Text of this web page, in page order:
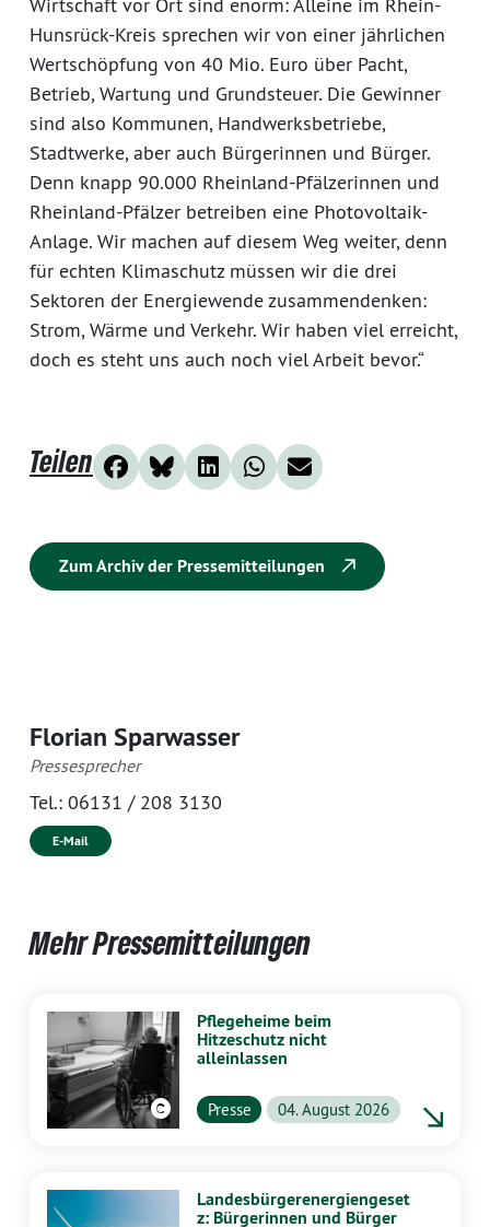
Hunsrück-Kreis sprechen wir von einer jährlichen
Wertschöpfung von 40 Mio. Euro über Pacht,
Betrieb, Wartung und Grundsteuer. Die Gewinner
sind also Kommunen, Handwerksbetriebe,
Stadtwerke, aber auch Bürgerinnen und Bürger.
Denn knapp 90.000 Rheinland-Pfälzerinnen und
Rheinland-Pfälzer betreiben eine Photovoltaik-
Anlage. Wir machen auf diesem Weg weiter, denn
für echten Klimaschutz müssen wir die drei
Sektoren der Energiewende zusammendenken:
Strom, Wärme und Verkehr. Wir haben viel erreicht,
doch es steht uns auch noch viel Arbeit bevor.“
Teilen
Zum Archiv der Pressemitteilungen
Florian Sparwasser
Pressesprecher
Tel.: 06131 / 208 3130
E-Mail
Mehr Pressemitteilungen
Pflegeheime beim
Hitzeschutz nicht
alleinlassen
Presse 04. August 2026
Landesbürgerenergiengeset
z: Bürgerinnen und Bürger